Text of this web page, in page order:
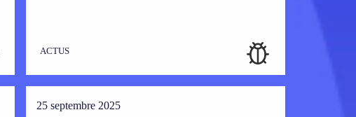
ACTUS
25 septembre 2025